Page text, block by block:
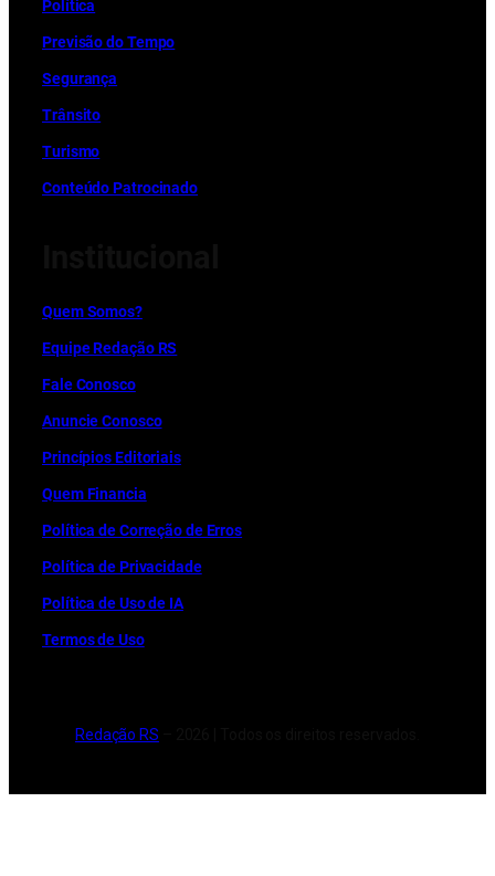
Política
Previsão do Tempo
Segurança
Trânsito
Turismo
Conteúdo Patrocinado
Quem Somos?
Equipe Redação RS
Fale Conosco
Anuncie Conosco
Princípios Editoriais
Quem Financia
Política de Correção de Erros
Política de Privacidade
Política de Uso de IA
Termos de Uso
Redação RS